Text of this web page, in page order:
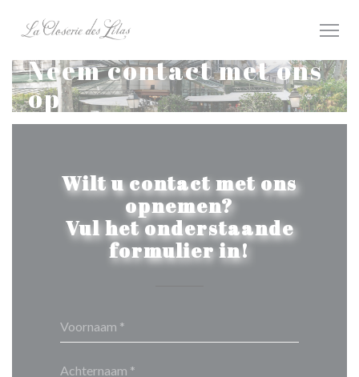
Neem contact met ons
op
Wilt u contact met ons
opnemen?
Vul het onderstaande
formulier in!